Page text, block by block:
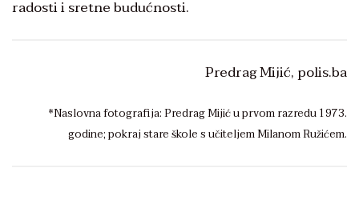
radosti i sretne budućnosti.
Predrag Mijić, polis.ba
*Naslovna fotografija: Predrag Mijić u prvom razredu 1973.
godine; pokraj stare škole s učiteljem Milanom Ružićem.